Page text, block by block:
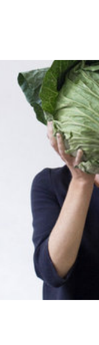
je me félicite
par les
naturel de